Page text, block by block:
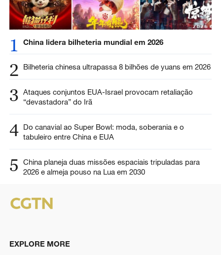
1 China lidera bilheteria mundial em 2026
2 Bilheteria chinesa ultrapassa 8 bilhões de yuans em 2026
3 Ataques conjuntos EUA-Israel provocam retaliação
“devastadora” do Irã
4 Do canavial ao Super Bowl: moda, soberania e o
tabuleiro entre China e EUA
5
China planeja duas missões espaciais tripuladas para
2026 e almeja pouso na Lua em 2030
EXPLORE MORE